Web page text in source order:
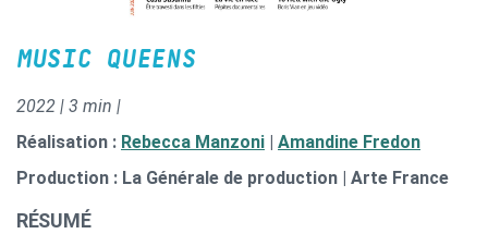
MUSIC QUEENS
2022 | 3 min |
Réalisation : Rebecca Manzoni | Amandine Fredon
Production : La Générale de production | Arte France
RÉSUMÉ